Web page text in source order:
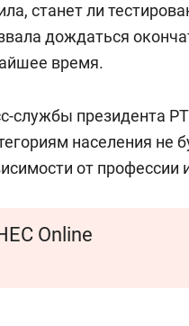
станет ли
дождаться
время.
службы президента
населения не
от профессии
Online